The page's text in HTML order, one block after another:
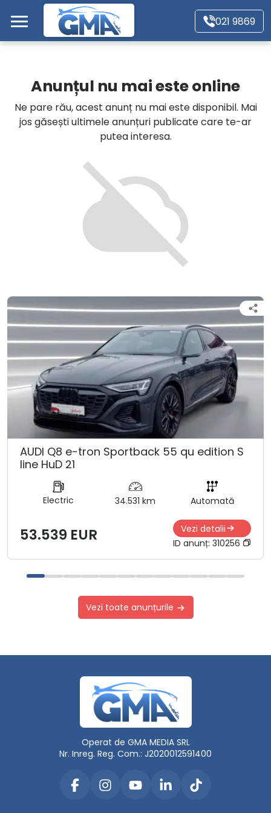
Mergi direct la conținutul principal
021 9869
Autoturisme
Motociclete
Autoutilitare
Alte tipuri vehicule
Anunțul nu mai este online
Ne pare rău, acest anunț nu mai este disponibil. Mai
jos găsești ultimele anunțuri publicate care te-ar
putea interesa.
AUDI Q8 e-tron Sportback 55 qu edition S
line HuD 21
Electric 34.531 km Automată
53.539 EUR
Vezi detalii
ID anunț: 310256
Vezi toate anunțurile
Operat de GMA MEDIA SRL
Nr. Inreg. Reg. Com.: J2020012591400